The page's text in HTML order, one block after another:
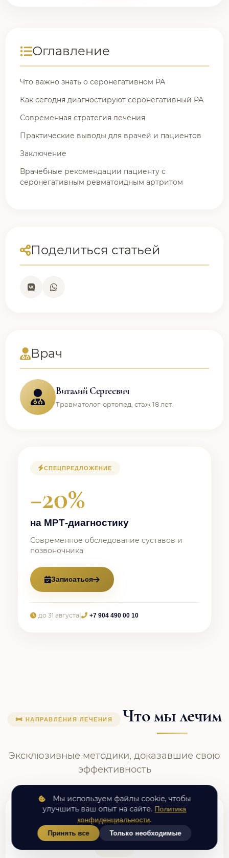
Оглавление
Что важно знать о серонегативном РА
Как сегодня диагностируют серонегативный РА
Современная стратегия лечения
Практические выводы для врачей и пациентов
Заключение
Врачебные рекомендации пациенту с
серонегативным ревматоидным артритом
Поделиться статьей
Врач
Виталий Сергеевич
Травматолог-ортопед, стаж 18 лет.
СПЕЦПРЕДЛОЖЕНИЕ
−20%
на МРТ-диагностику
Современное обследование суставов и
позвоночника
Записаться
до 31 августа +7 904 490 00 10
НАПРАВЛЕНИЯ ЛЕЧЕНИЯ Что мы лечим
Эксклюзивные методики, доказавшие свою
эффективность
Мы используем файлы cookie, чтобы
улучшить ваш опыт на сайте. Политика
конфиденциальности.
Принять все Только необходимые